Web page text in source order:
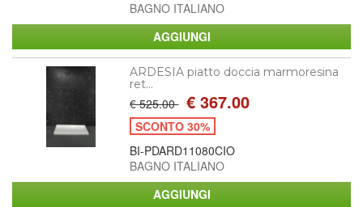
BAGNO ITALIANO
ARDESIA piatto doccia marmoresina
ret...
€ 525.00 € 367.00
SCONTO 30%
BI-PDARD11080CIO
BAGNO ITALIANO